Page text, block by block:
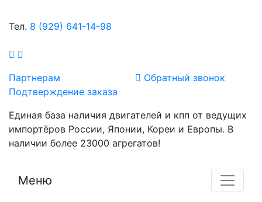
Тел. 8 (929) 641-14-98
Партнерам
Подтверждение заказа
Обратный звонок
Единая база наличия двигателей и кпп от ведущих
импортёров России, Японии, Кореи и Европы. В
наличии более 23000 агрегатов!
Меню